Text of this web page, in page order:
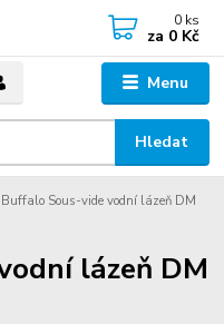
Menu
Hledat
0 ks
za 0 Kč
Buffalo Sous-vide vodní lázeň DM
lázeň DM